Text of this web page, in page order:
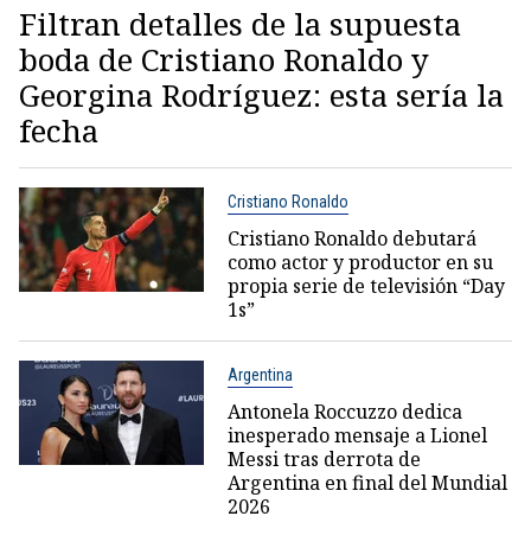
Filtran detalles de la supuesta
boda de Cristiano Ronaldo y
Georgina Rodríguez: esta sería la
fecha
Cristiano Ronaldo
Cristiano Ronaldo debutará
como actor y productor en su
propia serie de televisión “Day
1s”
Argentina
Antonela Roccuzzo dedica
inesperado mensaje a Lionel
Messi tras derrota de
Argentina en final del Mundial
2026